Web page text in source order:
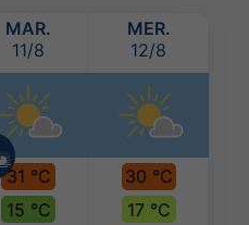
MAR.
11/8
31 °C
15 °C
MER.
12/8
30 °C
17 °C